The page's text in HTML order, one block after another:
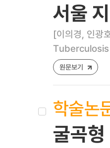
서울
[이의경, 인광
원문보기
학술논
굴곡